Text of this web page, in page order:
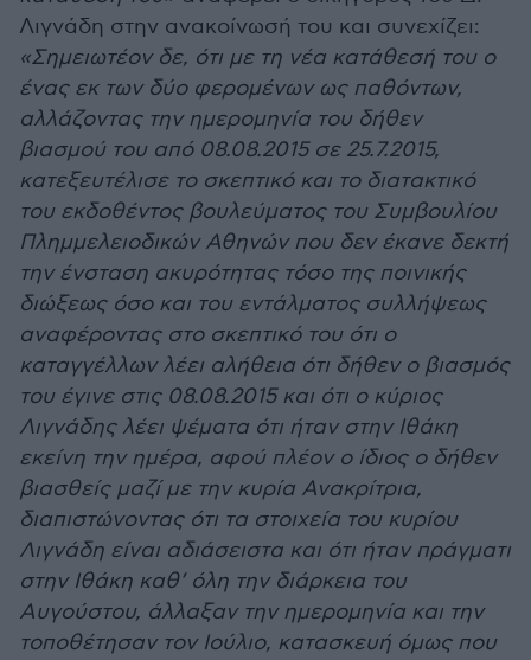
Λιγνάδη στην ανακοίνωσή του και συνεχίζει:
«Σημειωτέον δε, ότι με τη νέα κατάθεσή του ο
ένας εκ των δύο φερομένων ως παθόντων,
αλλάζοντας την ημερομηνία του δήθεν
βιασμού του από 08.08.2015 σε 25.7.2015,
κατεξευτέλισε το σκεπτικό και το διατακτικό
του εκδοθέντος βουλεύματος του Συμβουλίου
Πλημμελειοδικών Αθηνών που δεν έκανε δεκτή
την ένσταση ακυρότητας τόσο της ποινικής
διώξεως όσο και του εντάλματος συλλήψεως
αναφέροντας στο σκεπτικό του ότι ο
καταγγέλλων λέει αλήθεια ότι δήθεν ο βιασμός
του έγινε στις 08.08.2015 και ότι ο κύριος
Λιγνάδης λέει ψέματα ότι ήταν στην Ιθάκη
εκείνη την ημέρα, αφού πλέον ο ίδιος ο δήθεν
βιασθείς μαζί με την κυρία Ανακρίτρια,
διαπιστώνοντας ότι τα στοιχεία του κυρίου
Λιγνάδη είναι αδιάσειστα και ότι ήταν πράγματι
στην Ιθάκη καθ’ όλη την διάρκεια του
Αυγούστου, άλλαξαν την ημερομηνία και την
τοποθέτησαν τον Ιούλιο, κατασκευή όμως που